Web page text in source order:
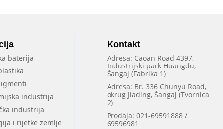
baterija
industrija
industrija
i rijetke zemlje
Kontakt
Adresa: Caoan Road 4397,
Industrijski park Huangdu,
Šangaj (Fabrika 1)
Adresa: Br. 336 Chunyu Road,
okrug Jiading, Šangaj (Tvornica
2)
Prodaja: 021-69591888 /
69596981